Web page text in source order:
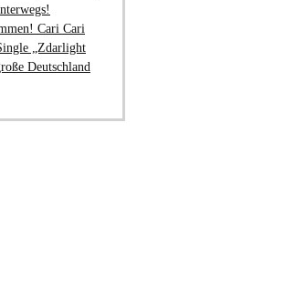
Cari Cari
„Zdarlight
Deutschland